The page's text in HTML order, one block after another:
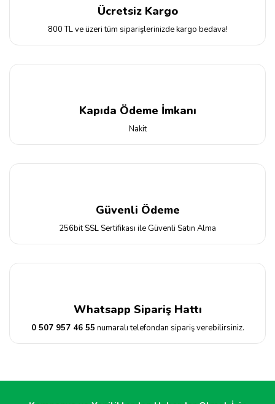
Ücretsiz Kargo
800 TL ve üzeri tüm siparişlerinizde kargo bedava!
Kapıda Ödeme İmkanı
Nakit
Güvenli Ödeme
256bit SSL Sertifikası ile Güvenli Satın Alma
Whatsapp Sipariş Hattı
0 507 957 46 55 numaralı telefondan sipariş verebilirsiniz.